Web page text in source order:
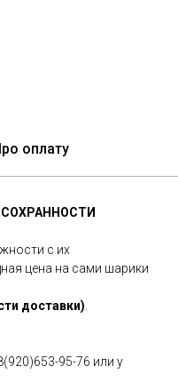
оплату
с их
цена на сами шарики
доставки)
95-76 или у